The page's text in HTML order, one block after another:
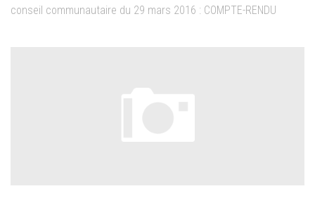
conseil communautaire du 29 mars 2016 : COMPTE-RENDU